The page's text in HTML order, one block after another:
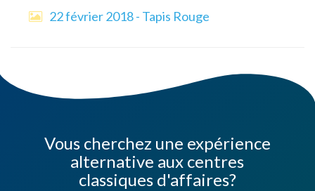
22 février 2018 - Tapis Rouge
Vous cherchez une expérience
alternative aux centres
classiques d'affaires?